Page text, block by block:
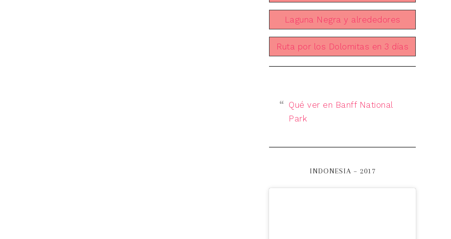
Laguna Negra y alrededores
Ruta por los Dolomitas en 3 días
Qué ver en Banff National
Park
INDONESIA – 2017